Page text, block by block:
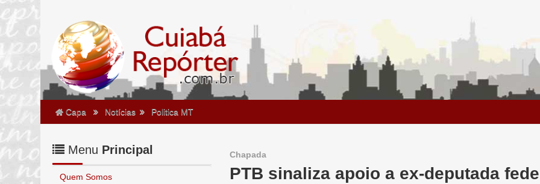
Capa Notícias Politica MT
Chapada
PTB sinaliza apoio a ex-deputada
Menu Principal
Quem Somos